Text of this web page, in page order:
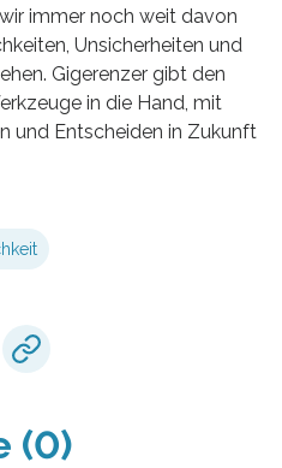
immer noch weit davon
Unsicherheiten und
Gigerenzer gibt den
in die Hand, mit
und Entscheiden in Zukunft
(0)